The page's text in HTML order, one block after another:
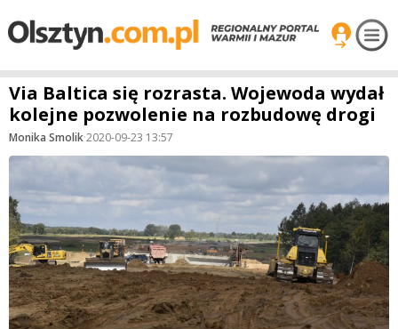
Via Baltica się rozrasta. Wojewoda wydał
kolejne pozwolenie na rozbudowę drogi
Monika Smolik·2020-09-23 13:57